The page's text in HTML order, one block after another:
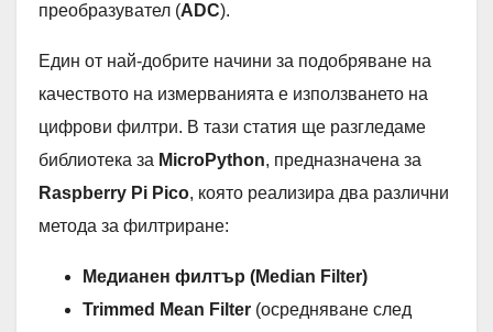
преобразувател (ADC).
Един от най-добрите начини за подобряване на
качеството на измерванията е използването на
цифрови филтри. В тази статия ще разгледаме
библиотека за MicroPython, предназначена за
Raspberry Pi Pico, която реализира два различни
метода за филтриране:
Медианен филтър (Median Filter)
Trimmed Mean Filter (осредняване след